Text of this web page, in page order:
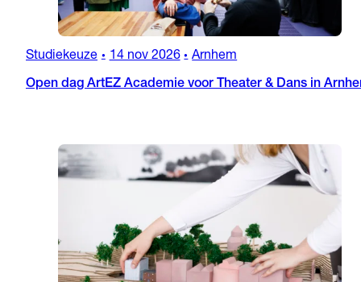
Studiekeuze • 14 nov 2026 • Arnhem
Open dag ArtEZ Academie voor Theater & Dans in